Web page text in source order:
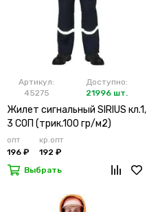
Артикул:
45275
Доступно:
21996 шт.
Жилет сигнальный SIRIUS кл.1,
3 СОП (трик.100 гр/м2)
лимонный
опт
196 ₽
кр.опт
192 ₽
Выбрать